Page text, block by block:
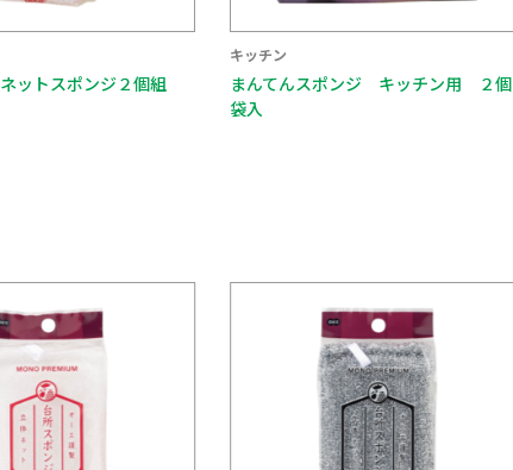
ットスポンジ２個組
キッチン
まんてんスポンジ キッチン用 ２個
袋入